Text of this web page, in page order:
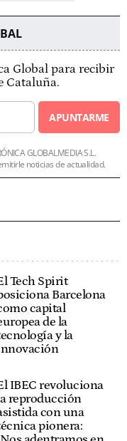
Global para recibir
Cataluña.
APUNTARME
GLOBALMEDIA S.L.
noticias de actualidad.
Tech Spirit
Barcelona
capital
de la
y la
IBEC revoluciona
reproducción
con una
pionera: